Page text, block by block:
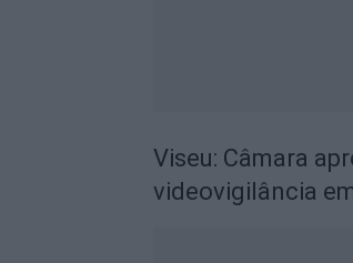
Viseu: Câmara
videovigilância